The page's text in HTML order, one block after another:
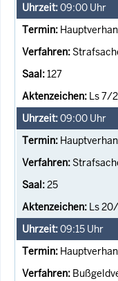
09:00 Uhr
127
Ls 7/
09:00 Uhr
25
Ls
09:15 Uhr